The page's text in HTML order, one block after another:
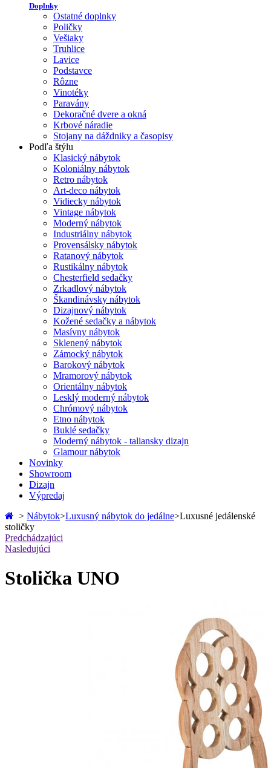
Doplnky
Ostatné doplnky
Poličky
Vešiaky
Truhlice
Lavice
Podstavce
Rôzne
Vinotéky
Paravány
Dekoračné dvere a okná
Krbové náradie
Stojany na dáždniky a časopisy
Podľa štýlu
Klasický nábytok
Koloniálny nábytok
Retro nábytok
Art-deco nábytok
Vidiecky nábytok
Vintage nábytok
Moderný nábytok
Industriálny nábytok
Provensálsky nábytok
Ratanový nábytok
Rustikálny nábytok
Chesterfield sedačky
Zrkadlový nábytok
Škandinávsky nábytok
Dizajnový nábytok
Kožené sedačky a nábytok
Masívny nábytok
Sklenený nábytok
Zámocký nábytok
Barokový nábytok
Mramorový nábytok
Orientálny nábytok
Lesklý moderný nábytok
Chrómový nábytok
Etno nábytok
Buklé sedačky
Moderný nábytok - taliansky dizajn
Glamour nábytok
Novinky
Showroom
Dizajn
Výpredaj
> Nábytok>Luxusný nábytok do jedálne>Luxusné jedálenské
stoličky
Predchádzajúci
Nasledujúci
Stolička UNO